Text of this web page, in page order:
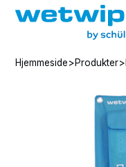
Hjemmeside>Produkter>